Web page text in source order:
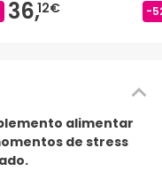
36,12€ -
alimentar
de stress